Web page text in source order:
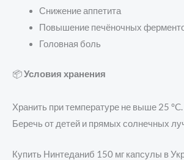
Снижение аппетита
Повышение печёночных
Головная боль
📦Условия хранения
Хранить при температуре не выше 25 °C.
Беречь от детей и прямых солнечных
Купить Нинтеданиб 150 мг капсулы в